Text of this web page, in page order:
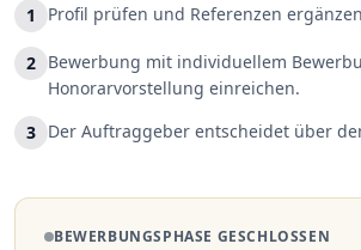
1 Profil prüfen und Referenzen
2 Bewerbung mit individuellem
Honorarvorstellung einreichen.
3 Der Auftraggeber entscheidet über
BEWERBUNGSPHASE GESCHLOSSEN